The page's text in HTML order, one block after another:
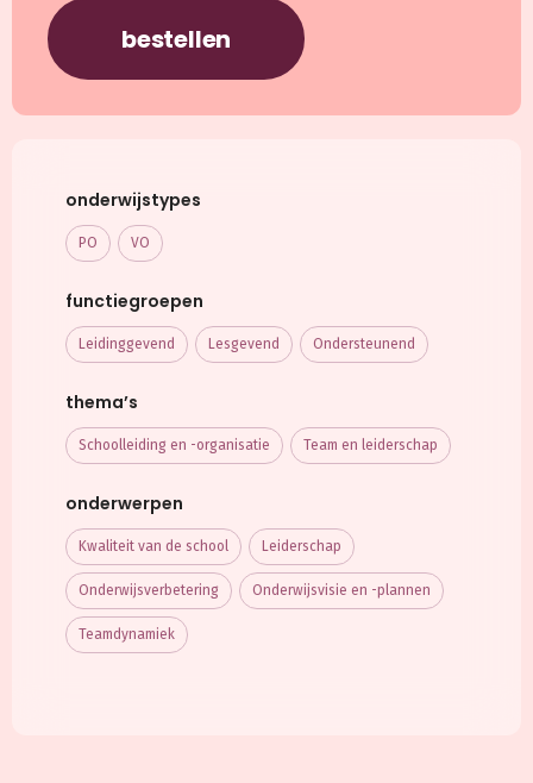
bestellen
onderwijstypes
PO VO
functiegroepen
Leidinggevend Lesgevend Ondersteunend
thema’s
Schoolleiding en -organisatie Team en leiderschap
onderwerpen
Kwaliteit van de school Leiderschap
Onderwijsverbetering Onderwijsvisie en -plannen
Teamdynamiek